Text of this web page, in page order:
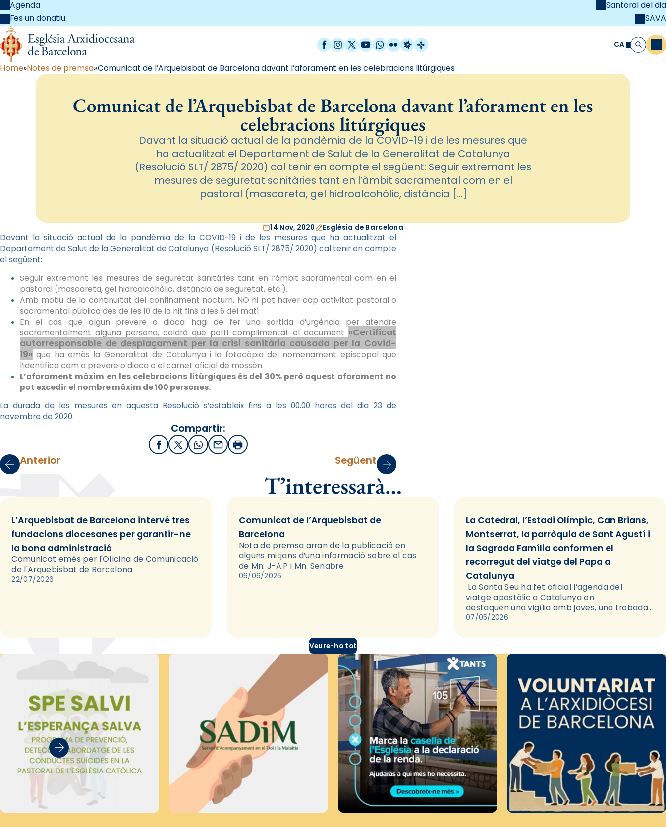
Agenda
Fes un donatiu
Santoral del dia
SAVA
Facebook
Instagram
X / Twitter
YouTube
WhatsApp
FlickrRadio Estel
Catalunya Cristiana CA Cerca
Home Notes de premsa Comunicat de l’Arquebisbat de Barcelona davant l’aforament en les celebracions litúrgiques
Comunicat de l’Arquebisbat de Barcelona davant l’aforament en les
celebracions litúrgiques
Davant la situació actual de la pandèmia de la COVID-19 i de les mesures que
ha actualitzat el Departament de Salut de la Generalitat de Catalunya
(Resolució SLT/ 2875/ 2020) cal tenir en compte el següent: Seguir extremant les
mesures de seguretat sanitàries tant en l’àmbit sacramental com en el
pastoral (mascareta, gel hidroalcohòlic, distància […]
14 Nov, 2020 Església de Barcelona
Davant la situació actual de la pandèmia de la COVID-19 i de les mesures que ha actualitzat el
Departament de Salut de la Generalitat de Catalunya (Resolució SLT/ 2875/ 2020) cal tenir en compte
el següent:
Seguir extremant les mesures de seguretat sanitàries tant en l’àmbit sacramental com en el
pastoral (mascareta, gel hidroalcohòlic, distància de seguretat, etc.).
Amb motiu de la continuïtat del confinament nocturn, NO hi pot haver cap activitat pastoral o
sacramental pública des de les 10 de la nit fins a les 6 del matí.
En el cas que algun prevere o diaca hagi de fer una sortida d’urgència per atendre
sacramentalment alguna persona, caldrà que porti complimentat el document «Certificat
autorresponsable de desplaçament per la crisi sanitària causada per la Covid-
19» que ha emès la Generalitat de Catalunya i la fotocòpia del nomenament episcopal que
l’identifica com a prevere o diaca o el carnet oficial de mossèn.
L’aforament màxim en les celebracions litúrgiques és del 30% però aquest aforament no
pot excedir el nombre màxim de 100 persones.
La durada de les mesures en aquesta Resolució s’estableix fins a les 00.00 hores del dia 23 de
novembre de 2020.
Compartir:
FacebookX / Twitter
WhatsApp
EmailImprimir
Anterior Següent
T’interessarà…
L’Arquebisbat de Barcelona intervé tres
fundacions diocesanes per garantir-ne
la bona administració
Comunicat emès per l'Oficina de Comunicació
de l'Arquebisbat de Barcelona
22/07/2026
Comunicat de l’Arquebisbat de
Barcelona
Nota de premsa arran de la publicació en
alguns mitjans d’una informació sobre el cas
de Mn. J-A.P i Mn. Senabre
06/06/2026
La Catedral, l’Estadi Olímpic, Can Brians,
Montserrat, la parròquia de Sant Agustí i
la Sagrada Família conformen el
recorregut del viatge del Papa a
Catalunya
La Santa Seu ha fet oficial l’agenda del
viatge apostòlic a Catalunya on
destaquen una vigília amb joves, una trobada
amb entitats que atenen la pobresa i la
07/05/2026
Veure-ho tot